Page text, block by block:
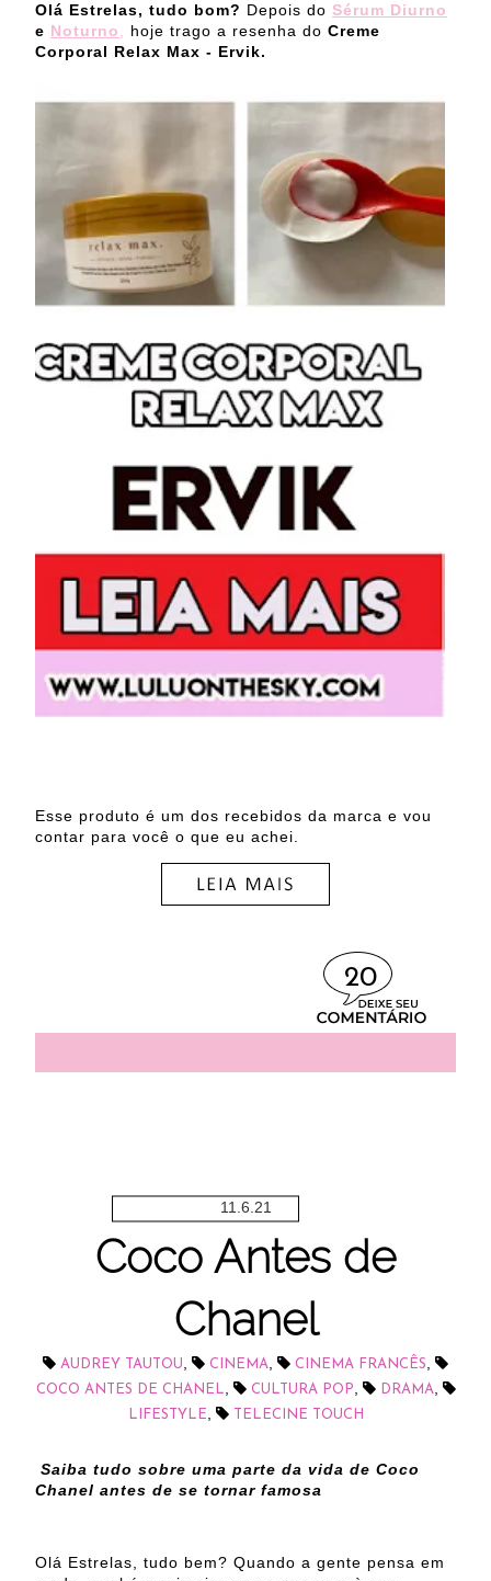
Olá Estrelas, tudo bom? Depois do Sérum Diurno
e Noturno, hoje trago a resenha do Creme
Corporal Relax Max - Ervik.
Esse produto é um dos recebidos da marca e vou
contar para você o que eu achei.
20
11.6.21
Coco Antes de
Chanel
AUDREY TAUTOU CINEMA CINEMA FRANCÊS
COCO ANTES DE CHANEL CULTURA POP DRAMA
LIFESTYLE TELECINE TOUCH
Saiba tudo sobre uma parte da vida de Coco
Chanel antes de se tornar famosa
Olá Estrelas, tudo bem? Quando a gente pensa em